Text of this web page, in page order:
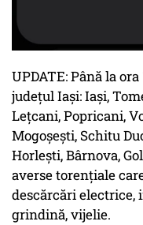
UPDATE: Până la
județul Iaşi: Iași,
Lețcani, Popricani,
Mogoșești, Schitu
Horlești, Bârnova,
averse torențiale
descărcări
grindină, vijelie.